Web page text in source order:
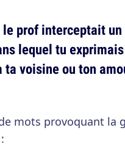
le prof interceptait
lequel tu
ta voisine ou ton
mots provoquant la